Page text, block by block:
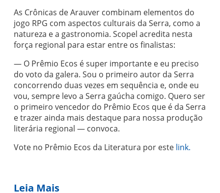
As Crônicas de Arauver combinam elementos do
jogo RPG com aspectos culturais da Serra, como a
natureza e a gastronomia. Scopel acredita nesta
força regional para estar entre os finalistas:
— O Prêmio Ecos é super importante e eu preciso
do voto da galera. Sou o primeiro autor da Serra
concorrendo duas vezes em sequência e, onde eu
vou, sempre levo a Serra gaúcha comigo. Quero ser
o primeiro vencedor do Prêmio Ecos que é da Serra
e trazer ainda mais destaque para nossa produção
literária regional — convoca.
Vote no Prêmio Ecos da Literatura por este link.
Leia Mais